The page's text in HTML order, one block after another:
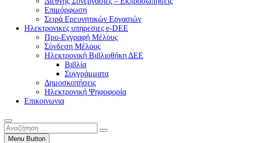
Επιμόρφωση
Σειρά Ερευνητικών Εργασιών
Ηλεκτρονικες υπηρεσιες e-DEE
Προ-Εγγραφή Μέλους
Σύνδεση Μέλους
Ηλεκτρονική Βιβλιοθήκη ΔΕΕ
Βιβλία
Συγγράμματα
Δημοσκοπήσεις
Ηλεκτρονική Ψηφοφορία
Επικοινωνια
Αναζήτηση
…Menu Button